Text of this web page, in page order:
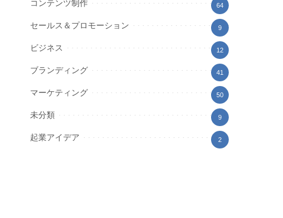
コンテンツ制作 64
セールス＆プロモーション 9
ビジネス 12
ブランディング 41
マーケティング 50
未分類 9
起業アイデア 2